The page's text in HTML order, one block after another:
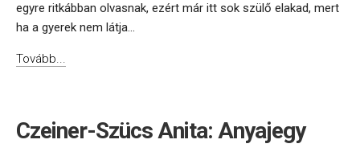
egyre ritkábban olvasnak, ezért már itt sok szülő elakad, mert
ha a gyerek nem látja...
Tovább...
Czeiner-Szücs Anita: Anyajegy